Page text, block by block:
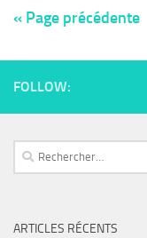
« Page précédente
FOLLOW:
ARTICLES RÉCENTS